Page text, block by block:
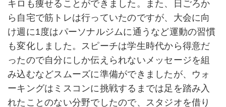
キロも痩せることができました。また、日ごろか
ら自宅で筋トレは行っていたのですが、大会に向
け週に1度はパーソナルジムに通うなど運動の習慣
も変化しました。スピーチは学生時代から得意だ
ったので自分にしか伝えられないメッセージを組
み込むなどスムーズに準備ができましたが、ウォ
ーキングはミスコンに挑戦するまでは足を踏み入
れたことのない分野でしたので、スタジオを借り